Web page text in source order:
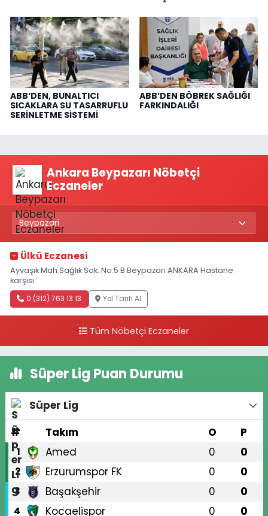
ABB’DEN, BUNALTICI
SICAKLARA SU TASARRUFLU
SERİNLETME SİSTEMİ
ABB’DEN BÖBREK SAĞLIĞI
FARKINDALIĞI
Ankara Beypazarı Nöbetçi
Eczaneler
Ülkü Eczanesi
Ayvaşık Mah.Sağlık Sok. No:5 B Beypazarı ANKARA Hastane
karşısı
0 (312) 763 13 13 Yol Tarifi Al
Tüm Nöbetçi Eczaneler
Süper Lig Puan Durumu
Süper Lig
#
Takım O P
1 Amed 0 0
2 Erzurumspor FK 0 0
3 Başakşehir 0 0
4 Kocaelispor 0 0